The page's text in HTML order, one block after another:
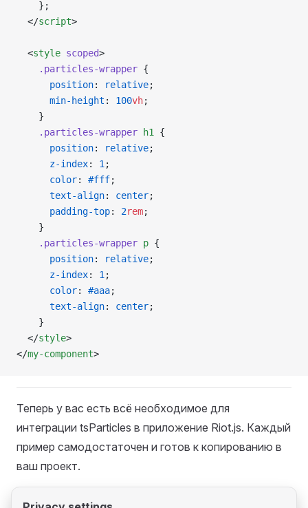
    };
  </
script>
  <
style scoped>
    .particles-wrapper
{
      position
: relative;
      min-height
: 100vh;
    }
    .particles-wrapper
h1
{
      position
: relative;
      z-index
: 1 ;
      color
: #fff;
      text-align
: center;
      padding-top
: 2rem;
    }
    .particles-wrapper
p {
      position
: relative;
      z-index
: 1 ;
      color
: #aaa;
      text-align
: center;
    }
  </
style>
</my-component>
Теперь у вас есть всё необходимое для
интеграции tsParticles в приложение Riot.js. Каждый
пример самодостаточен и готов к копированию в
ваш проект.